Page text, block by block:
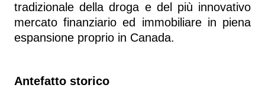
tradizionale della droga e del più innovativo
mercato finanziario ed immobiliare in piena
espansione proprio in Canada.
Antefatto storico